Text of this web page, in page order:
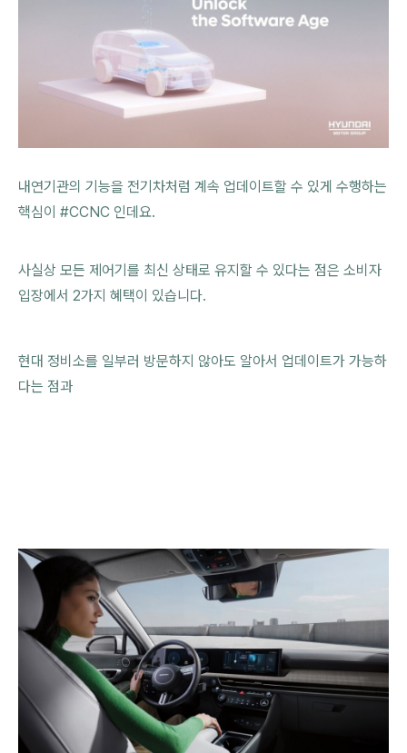
내연기관의 기능을 전기차처럼 계속 업데이트할 수 있게 수행하는
핵심이 #CCNC 인데요.
사실상 모든 제어기를 최신 상태로 유지할 수 있다는 점은 소비자
입장에서 2가지 혜택이 있습니다.
현대 정비소를 일부러 방문하지 않아도 알아서 업데이트가 가능하
다는 점과